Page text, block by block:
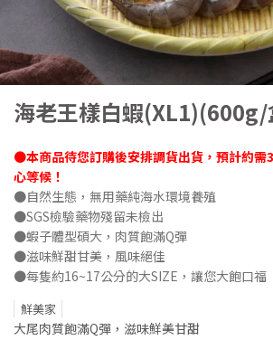
海老王樣白蝦(XL1)(600g/
●本商品待您訂購後安排調貨出貨，預計約需
心等候！
●自然生態，無用藥純海水環境養殖
●SGS檢驗藥物殘留未檢出
●蝦子體型碩大，肉質飽滿Q彈
●滋味鮮甜甘美，風味絕佳
●每隻約16~17公分的大SIZE，讓您大飽口福
鮮美家
大尾肉質飽滿Q彈，滋味鮮美甘甜